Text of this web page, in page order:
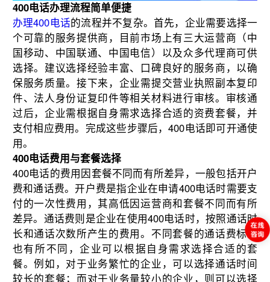
400电话办理流程简单便捷
办理400电话的流程并不复杂。首先，企业需要选择一
个可靠的服务提供商，目前市场上有三大运营商（中
国移动、中国联通、中国电信）以及众多代理商可供
选择。建议选择经验丰富、口碑良好的服务商，以确
保服务质量。接下来，企业需提交营业执照副本复印
件、法人身份证复印件等相关材料进行审核。审核通
过后，企业需根据自身需求选择合适的资费套餐，并
支付相应费用。完成这些步骤后，400电话即可开通使
用。
400电话费用与套餐选择
400电话的费用因套餐不同而有所差异，一般包括开户
费和通话费。开户费是指企业在申请400电话时需要支
付的一次性费用，其高低因运营商和套餐不同而有所
差异。通话费则是企业在使用400电话时，按照通话时
长和通话次数所产生的费用。不同套餐的通话费标准
也有所不同，企业可以根据自身需求选择合适的套
餐。例如，对于业务繁忙的企业，可以选择通话时间
较长的套餐；而对于业务量较小的企业，则可以选择